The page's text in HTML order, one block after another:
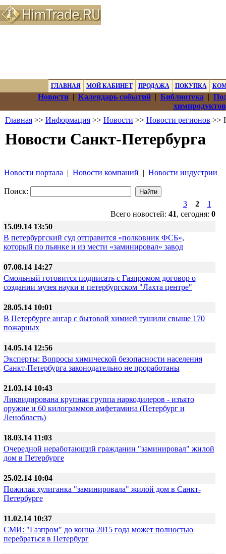
ГЛАВНАЯ МОЙ КАБИНЕТ ПРОДАЖА ПОКУПКА
Новости| Календарь событий| Библиотека |
химпродуктов
Главная >> Информация >> Новости >> Новости регионов >>
Новости Санкт-Петербурга
Новости портала | Новости компаний | Новости индустрии
Поиск:
3
2
1
Всего новостей: 41, сегодня: 0
15.09.14 13:50
В петербургский суд отправится «полковник ФСБ»,
который по пьянке и из мести «заминировал» завод
07.08.14 14:27
Смольный готовится подписать с Газпромом договор о
создании музея науки в петербургском "Лахта центре"
28.05.14 10:01
В Петербурге ангар с бытовой химией тушили свыше 170
пожарных
14.05.14 12:56
Эксперты: Вопросы химической безопасности населения
Санкт-Петербурга законодательно не проработаны
21.03.14 10:43
Ликвидирована крупная группа наркодилеров - изъято
оружие и 60 килограммов амфетамина (Петербург и
Ленобласть)
18.03.14 11:03
Очередной неработающий гражданин "заминировал" жилой
дом в Петербурге
25.02.14 10:04
Пожилая хулиганка "заминировала" жилой дом в Санкт-
Петербурге
11.02.14 10:37
СМИ: "Газпром" до конца 2015 года может полностью
перебраться в Петербург